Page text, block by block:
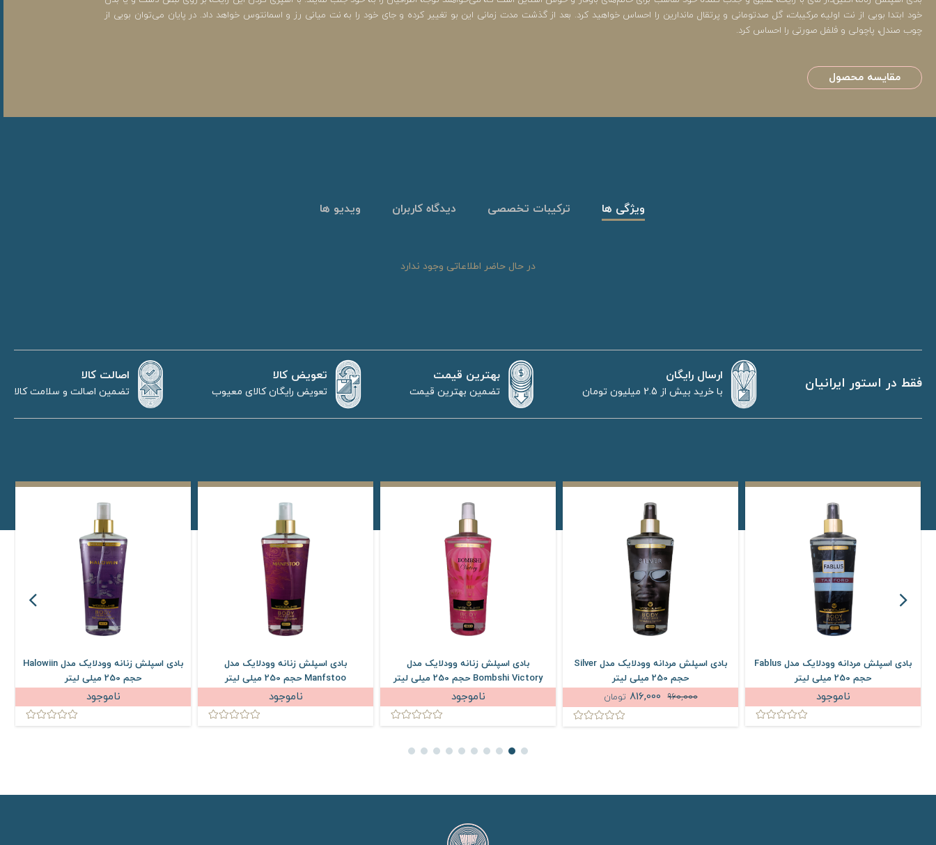
خود ابتدا بویی از نت اولیه مرکیبات، گل صدتومانی و پرتقال ماندارین را احساس خواهید کرد. بعد از گذشت مدت زمانی این بو تغییر کرده و جای خود را به نت میانی رز و اسمانتوس خواهد داد. در پایان می‌توان بویی از
چوب صندل، پاچولی و فلفل صورتی را احساس کرد.
مقایسه محصول
ویژگی ها ترکیبات تخصصی دیدگاه کاربران ویدیو ها
در حال حاضر اطلاعاتی وجود ندارد
فقط در استور ایرانیان ارسال رایگان
با خرید بیش از 2.5 میلیون تومان
بهترین قیمت
تضمین بهترین قیمت
تعویض کالا
تعویض رایگان کالای معیوب
اصالت کالا
تضمین اصالت و سلامت کالا
بادی اسپلش مردانه وودلایک مدل Fablus
حجم 250 میلی لیتر
ناموجود
بادی اسپلش مردانه وودلایک مدل Silver
حجم 250 میلی لیتر
960,000
تومان
بادی اسپلش زنانه وودلایک مدل
Bombshi Victory حجم 250 میلی لیتر
ناموجود
بادی اسپلش زنانه وودلایک مدل
Manfstoo حجم 250 میلی لیتر
ناموجود
بادی اسپلش زنانه وودلایک مدل Halowiin
حجم 250 میلی لیتر
ناموجود